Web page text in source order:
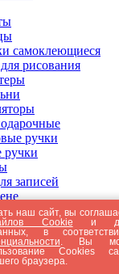
самоклеющиеся
рисования
ручки
ручки
записей
от 5000 рублей
до 5000 рублей
до 3000 рублей
до 2000 рублей
до 1000 рублей
наш сайт, вы
Cookie и
в
. Вы
Cookies
браузера.